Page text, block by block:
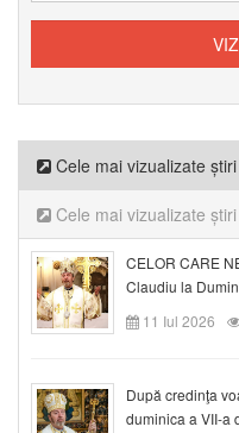
Cele mai vizualizate
Cele mai vizualizate știri
CELOR CARE
Claudiu la
11 Iul 2026
După credinţa
duminica a VII-a